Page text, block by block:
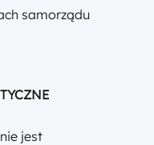
samorządu
jest